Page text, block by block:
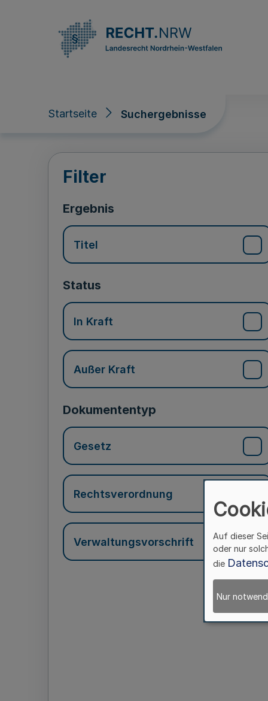
Startseite Suchergebnisse
Suchergebnisse
Filter
Ergebnis
Titel
Status
In Kraft
Außer Kraft
Dokumententyp
Gesetz
Rechtsverordnung
Verwaltungsvorschrift
Auf dieser
oder nur
die
Nur